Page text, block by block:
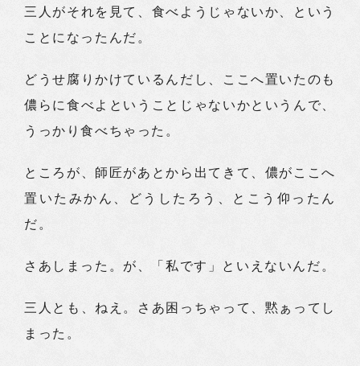
三人がそれを見て、食べようじゃないか、という
ことになったんだ。
どうせ腐りかけているんだし、ここへ置いたのも
儂らに食べよということじゃないかというんで、
うっかり食べちゃった。
ところが、師匠があとから出てきて、儂がここへ
置いたみかん、どうしたろう、とこう仰ったん
だ。
さあしまった。が、「私です」といえないんだ。
三人とも、ねえ。さあ困っちゃって、黙ぁってし
まった。